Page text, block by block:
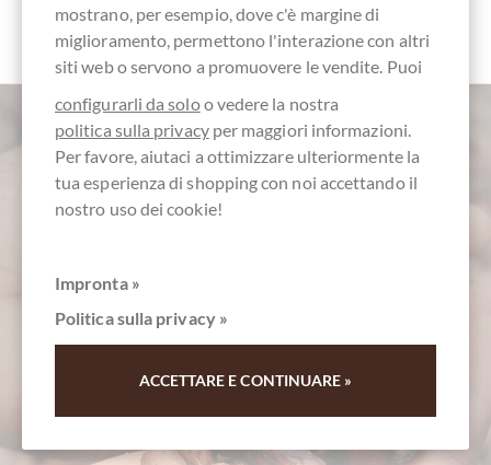
servizio clienti
+49 - 511 - 90 88 99 84
Lun - Ven 10 - 18 h
mostrano, per esempio, dove c'è margine di
miglioramento, permettono l'interazione con altri
siti web o servono a promuovere le vendite. Puoi
configurarli da soloo vedere la nostra
politica sulla privacyper maggiori informazioni.
Per favore, aiutaci a ottimizzare ulteriormente la
tua esperienza di shopping con noi accettando il
nostro uso dei cookie!
Impronta »
Politica sulla privacy »
ACCETTARE E CONTINUARE »